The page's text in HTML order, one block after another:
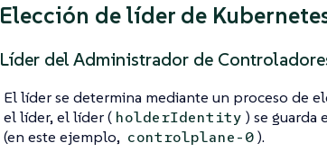
Elección de líder de
Líder del Administrador de
El líder se determina mediante un proceso de
el líder, el líder ( holderIdentity ) se guarda
(en este ejemplo, controlplane-0 ).